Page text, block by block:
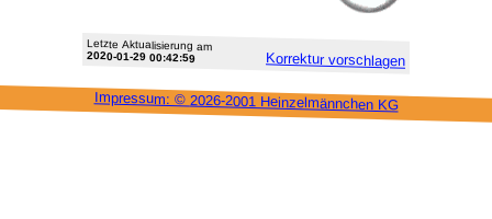
Letzte Aktu­alisie­rung am
2020-01-29 00:42:59 Korrektur vor­schlagen
Impressum: © 2026-2001 Heinzel­männchen KG